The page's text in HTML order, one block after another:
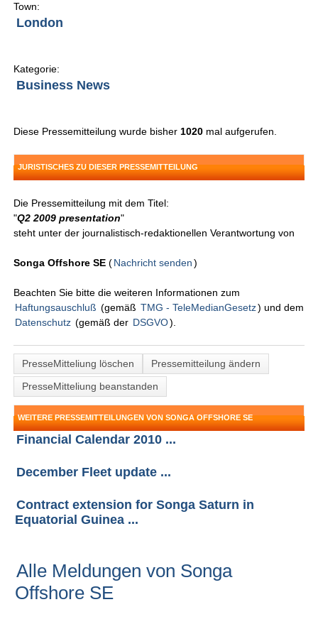
Town:
London
Kategorie:
Business News
Diese Pressemitteilung wurde bisher 1020 mal aufgerufen.
JURISTISCHES ZU DIESER PRESSEMITTEILUNG
Die Pressemitteilung mit dem Titel:
"Q2 2009 presentation"
steht unter der journalistisch-redaktionellen Verantwortung von
Songa Offshore SE (Nachricht senden )
Beachten Sie bitte die weiteren Informationen zum
Haftungsauschluß (gemäß TMG - TeleMedianGesetz) und dem
Datenschutz (gemäß der DSGVO).
PresseMitteliung löschen
Pressemitteilung ändern
PresseMitteliung beanstanden
WEITERE PRESSEMITTEILUNGEN VON SONGA OFFSHORE SE
Financial Calendar 2010 ...
December Fleet update ...
Contract extension for Songa Saturn in
Equatorial Guinea ...
Alle Meldungen von Songa
Offshore SE